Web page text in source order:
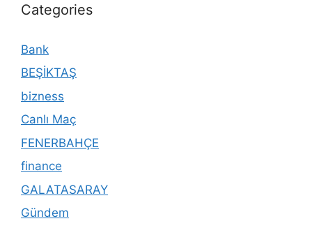
Categories
Bank
BEŞİKTAŞ
bizness
Canlı Maç
FENERBAHÇE
finance
GALATASARAY
Gündem